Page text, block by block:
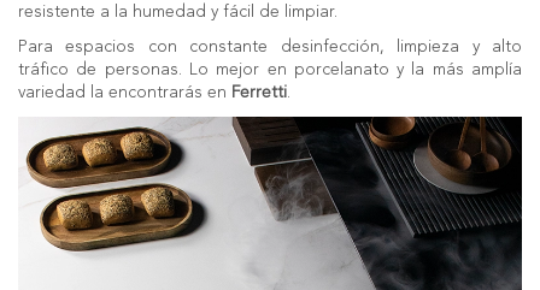
resistente a la humedad y fácil de limpiar.
Para espacios con constante desinfección, limpieza y alto
tráfico de personas. Lo mejor en porcelanato y la más amplía
variedad la encontrarás en Ferretti.